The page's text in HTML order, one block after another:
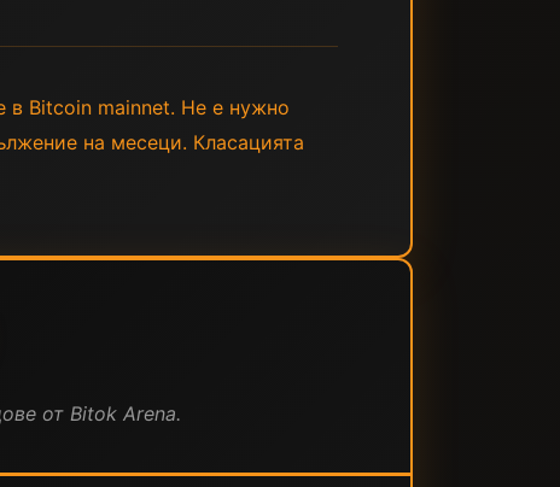
в Bitcoin mainnet. Не е нужно
на месеци. Класацията
от Bitok Arena.